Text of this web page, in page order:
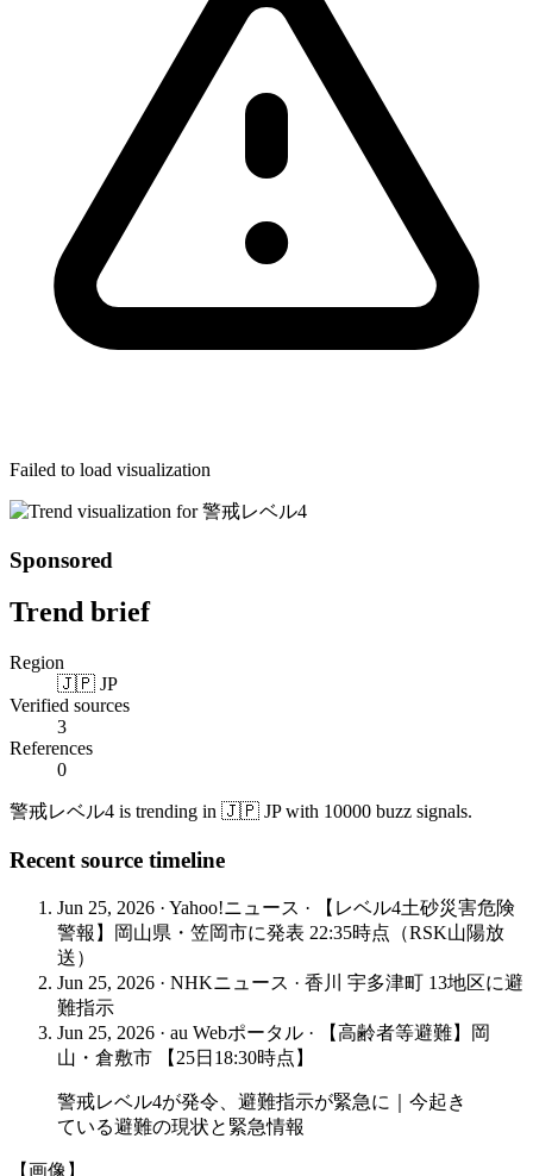
Failed to load visualization
Sponsored
Trend brief
Region
🇯🇵 JP
Verified sources
3
References
0
警戒レベル4 is trending in 🇯🇵 JP with 10000 buzz signals.
Recent source timeline
Jun 25, 2026 · Yahoo!ニュース ·
【レベル4土砂災害危険
警報】岡山県・笠岡市に発表 22:35時点（RSK山陽放
送）
Jun 25, 2026 · NHKニュース · 香川 宇多津町 13地区に避
難指示
Jun 25, 2026 · au Webポータル ·
【高齢者等避難】岡
山・倉敷市 【25日18:30時点】
警戒レベル4が発令、避難指示が緊急に｜今起き
ている避難の現状と緊急情報
【画像】